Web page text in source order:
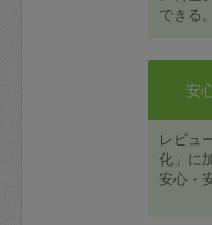
できる。
安
レビュ
化」に
安心・